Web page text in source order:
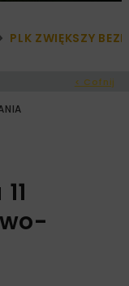
PLK ZWIĘKSZY
< Cofnij